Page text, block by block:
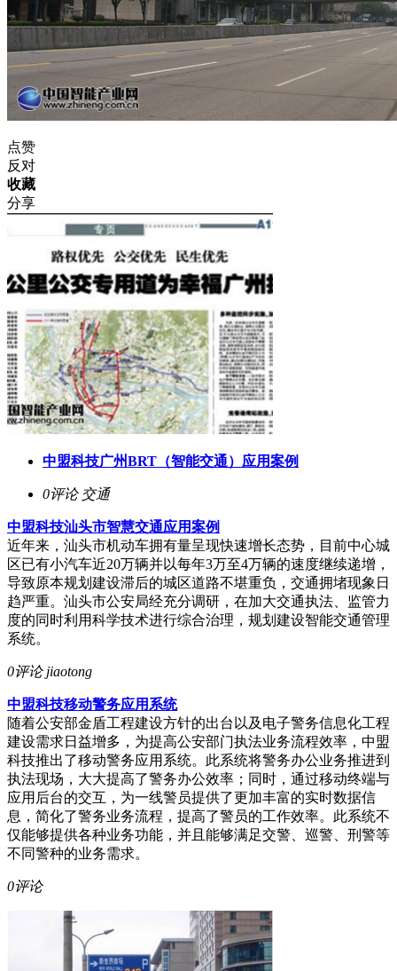
点赞
反对
收藏
分享
中盟科技广州BRT（智能交通）应用案例
0评论交通
中盟科技汕头市智慧交通应用案例
近年来，汕头市机动车拥有量呈现快速增长态势，目前中心城
区已有小汽车近20万辆并以每年3万至4万辆的速度继续递增，
导致原本规划建设滞后的城区道路不堪重负，交通拥堵现象日
趋严重。汕头市公安局经充分调研，在加大交通执法、监管力
度的同时利用科学技术进行综合治理，规划建设智能交通管理
系统。
0评论jiaotong
中盟科技移动警务应用系统
随着公安部金盾工程建设方针的出台以及电子警务信息化工程
建设需求日益增多，为提高公安部门执法业务流程效率，中盟
科技推出了移动警务应用系统。此系统将警务办公业务推进到
执法现场，大大提高了警务办公效率；同时，通过移动终端与
应用后台的交互，为一线警员提供了更加丰富的实时数据信
息，简化了警务业务流程，提高了警员的工作效率。此系统不
仅能够提供各种业务功能，并且能够满足交警、巡警、刑警等
不同警种的业务需求。
0评论